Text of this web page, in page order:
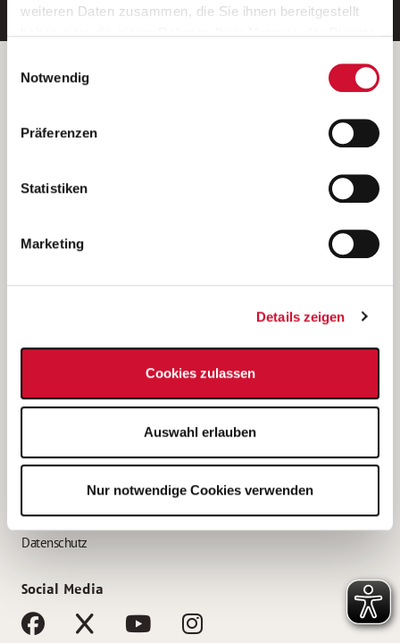
weiteren Daten zusammen, die Sie ihnen bereitgestellt
Wenn Sie auf „Cookies zulassen“ klicken, so stimmen
Sie der Speicherung sämtlicher Cookies zu. Sie können
Ihre Einwilligung selbstverständlich jederzeit widerrufen,
indem Sie die Cookie-Einstellungen aufrufen und diese
unsererDatenschutzerklärung
Notwendig
Präferenzen
Statistiken
Marketing
Details zeigen
Cookies zulassen
Auswahl erlauben
Nur notwendige Cookies verwenden
Betreiber der Webseite
Kantstraße 45a
(Ein Tochterunternehmen des AWO Bezirksverbandes Unterfranken
e.V.)
Bewerbung als Altenpflegehelfer*in
Bewerbung als Erzieher*in
AWO Gliederungen nach Bundesland
Impressum
Datenschutz
Social Media